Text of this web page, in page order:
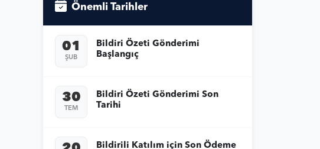
Önemli Tarihler
01
ŞUB
Bildiri Özeti Gönderimi
Başlangıç
30
TEM
Bildiri Özeti Gönderimi Son
Tarihi
Bildirili Katılım için Son Ödeme